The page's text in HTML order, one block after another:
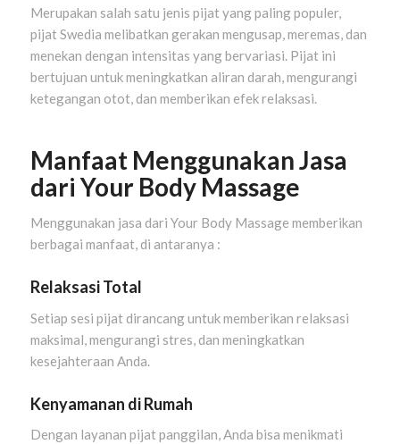
Merupakan salah satu jenis pijat yang paling populer,
pijat Swedia melibatkan gerakan mengusap, meremas, dan
menekan dengan intensitas yang bervariasi. Pijat ini
bertujuan untuk meningkatkan aliran darah, mengurangi
ketegangan otot, dan memberikan efek relaksasi.
Manfaat Menggunakan Jasa
dari Your Body Massage
Menggunakan jasa dari Your Body Massage memberikan
berbagai manfaat, di antaranya :
Relaksasi Total
Setiap sesi pijat dirancang untuk memberikan relaksasi
maksimal, mengurangi stres, dan meningkatkan
kesejahteraan Anda.
Kenyamanan di Rumah
Dengan layanan pijat panggilan, Anda bisa menikmati